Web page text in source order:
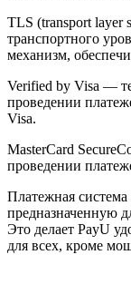
TLS (transport
транспортного
механизм,
Verified by Visa —
проведении
Visa.
MasterCard
проведении
Платежная система
предназначенную
Это делает PayU
для всех, кроме